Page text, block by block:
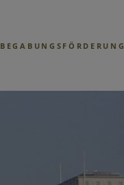
BEGABUNGSFÖRDERUNG